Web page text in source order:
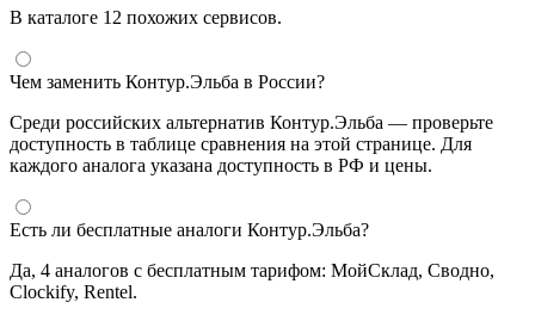
В каталоге 12 похожих сервисов.
Чем заменить Контур.Эльба в России?
Среди российских альтернатив Контур.Эльба — проверьте
доступность в таблице сравнения на этой странице. Для
каждого аналога указана доступность в РФ и цены.
Есть ли бесплатные аналоги Контур.Эльба?
Да, 4 аналогов с бесплатным тарифом: МойСклад, Сводно,
Clockify, Rentel.